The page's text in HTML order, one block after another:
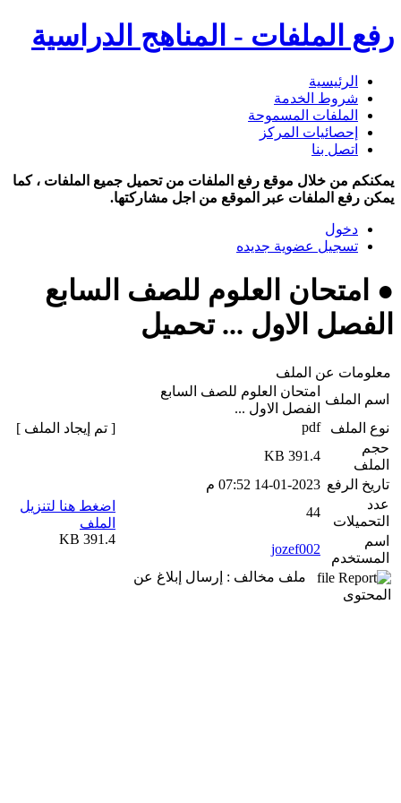
رفع الملفات - المناهج الدراسية
الرئيسية
شروط الخدمة
الملفات المسموحة
إحصائيات المركز
اتصل بنا
يمكنكم من خلال موقع رفع الملفات من تحميل جميع الملفات ، كما
يمكن رفع الملفات عبر الموقع من اجل مشاركتها.
دخول
تسجيل عضوية جديده
● امتحان العلوم للصف السابع
الفصل الاول ... تحميل
معلومات عن الملف
اسم الملف
امتحان العلوم للصف السابع
الفصل الاول ...
نوع الملف
pdf
حجم
الملف
391.4 KB
تاريخ الرفع 14-01-2023 07:52 م
عدد
التحميلات
44
اسم
المستخدم
jozef002
ملف مخالف : إرسال إبلاغ عن
المحتوى
[ تم إيجاد الملف ]
اضغط هنا لتنزيل
الملف
391.4 KB